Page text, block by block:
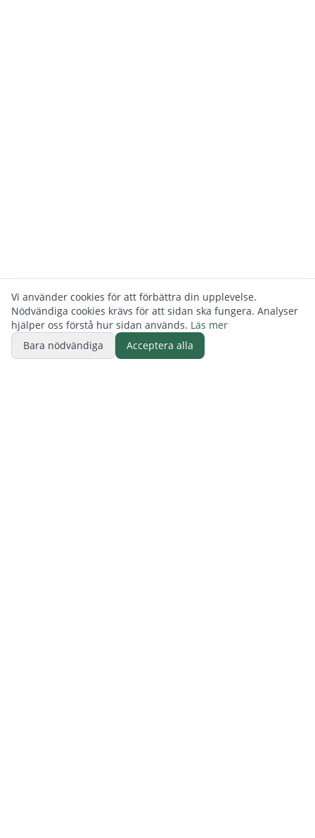
Vi använder cookies för att förbättra din upplevelse.
Nödvändiga cookies krävs för att sidan ska fungera. Analyser
hjälper oss förstå hur sidan används. Läs mer
Bara nödvändiga
Acceptera alla